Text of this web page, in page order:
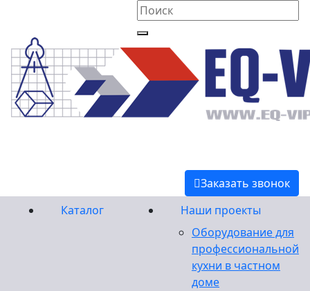
Заказать звонок
Каталог
Наши проекты
Оборудование для
профессиональной
кухни в частном
доме